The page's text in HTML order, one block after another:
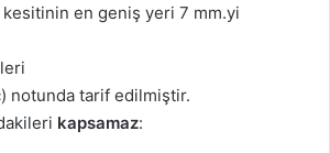
en geniş yeri 7 mm.yi
notunda tarif edilmiştir.
kapsamaz: